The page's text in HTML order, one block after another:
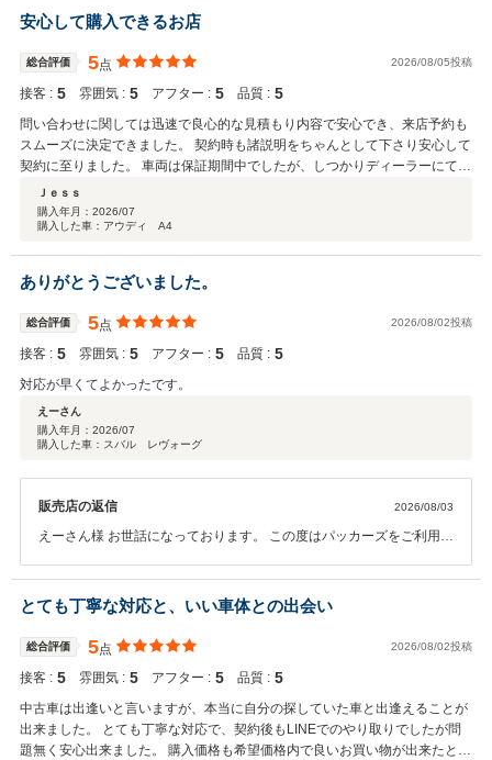
安心して購入できるお店
総合評価 5点 2026/08/05投稿
接客 : 5 雰囲気 : 5 アフター : 5 品質 : 5
問い合わせに関しては迅速で良心的な見積もり内容で安心でき、来店予約も
スムーズに決定できました。 契約時も諸説明をちゃんとして下さり安心して
契約に至りました。 車両は保証期間中でしたが、しつかりディーラーにて点
検が実施され、保証継承もされており安心できる状態で納車されました。 こ
れから長く愛用していきたいと思える状態で良かったと思います。 今回は遠
方からの購入にも関わらず、手続きや納車予定日などしっかりとした対応あ
Ｊｅｓｓ
購入年月： 2026/07
購入した車：アウディ A4
ありがとうございました。
総合評価 5点 2026/08/02投稿
接客 : 5 雰囲気 : 5 アフター : 5 品質 : 5
対応が早くてよかったです。
えーさん
購入年月： 2026/07
購入した車：スバル レヴォーグ
販売店の返信 2026/08/03
えーさん様 お世話になっております。 この度はパッカーズをご利用い
一同の励みになります。 納車までの迅速な対応、LINEでのやりとりや
スケジューリングは店舗全体として意識していることなので、そのよ
うにお言葉にしていただけて嬉しく思います。 またご機会がございま
したら、ぜひご連絡をいただけますと幸いです。 何卒、よろしくお願
いいたします。
とても丁寧な対応と、いい車体との出会い
総合評価 5点 2026/08/02投稿
接客 : 5 雰囲気 : 5 アフター : 5 品質 : 5
中古車は出逢いと言いますが、本当に自分の探していた車と出逢えることが
出来ました。 とても丁寧な対応で、契約後もLINEでのやり取りでしたが問
題無く安心出来ました。 購入価格も希望価格内で良いお買い物が出来たと喜